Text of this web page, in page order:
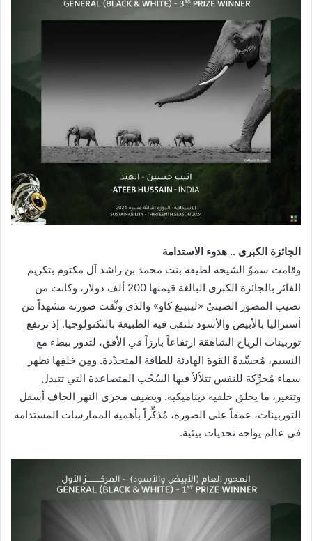
الجائزة الكبرى .. هدوء الاستدامة
وقامت سموّ الشيخة لطيفة بنت محمد بن راشد آل مكتوم بتكريم
الفائز بالجائزة الكبرى البالغة قيمتها 200 ألف دولار، وكانت من
نصيب المصور الصينيّ «ليبينغ كاو» والذي وثّقت صورته مشهداً من
أستراليا بالأبيض والأسود تلتقي فيه الطبيعة بالتكنولوجيا. إذ ترتفع
توربينات الرياح الشاهقة ارتفاعاً بارزاً في الأفق، لتدور ببطء مع
النسيم، مُجسِّدةً القوة الهادئة للطاقة المتجدّدة. ومِن خلفِها تظهر
سماء مُحرِّكة للنفس تتلألأ فيها السُحُب المتصاعدة التي تتبدل
وتتغير، ما يخلق خلفية ديناميكية. ويضيف مجرى النهر الجاف أسفل
التوربينات، عمقاً على الصورة، مُذكِّراً بأهمية الممارسات المستدامة
في عالم يواجه تحديات بيئية.